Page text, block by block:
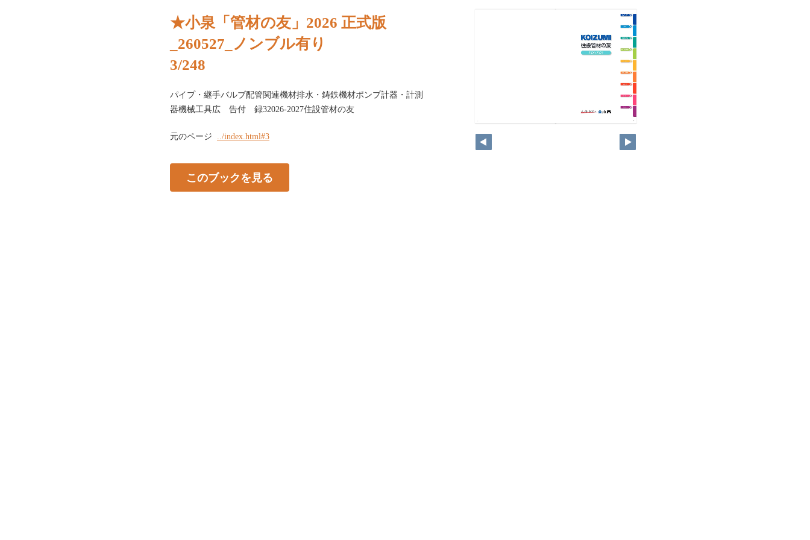
★小泉「管材の友」2026 正式版
_260527_ノンブル有り
3/248
パイプ・継手バルブ配管関連機材排水・鋳鉄機材ポンプ計器・計測
器機械工具広 告付 録32026-2027住設管材の友
元のページ ../index.html#3
このブックを見る